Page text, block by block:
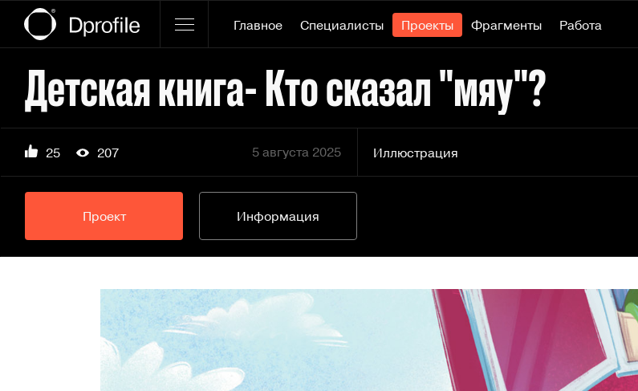
Главное Специалисты Проекты Фрагменты Работа
Детская книга- Кто сказал "мяу"?
25 207 5 августа 2025 Иллюстрация
Проект Информация